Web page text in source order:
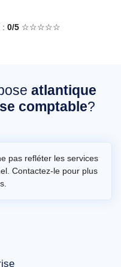
: 0/5 ☆☆☆☆☆
atlantique
comptable?
pas refléter les services
Contactez-le pour plus